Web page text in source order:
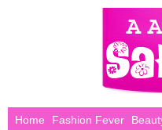
Home Fashion Fever